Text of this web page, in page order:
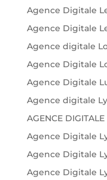
Agence Digitale
Agence Digitale
Agence digitale
Agence Digitale
Agence Digitale
Agence digitale
AGENCE DIGITALE
Agence Digitale
Agence Digitale
Agence Digitale